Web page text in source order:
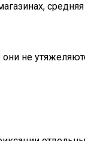
не